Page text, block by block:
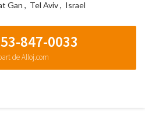
Gan , Tel Aviv, Israel
847-0033
de Alloj.com